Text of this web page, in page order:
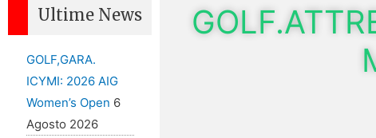
Ultime News
GOLF,GARA.
ICYMI: 2026 AIG
Women’s Open 6
Agosto 2026